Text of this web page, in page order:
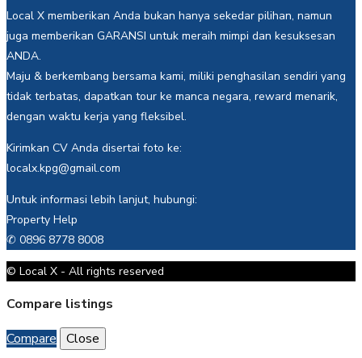
Local X memberikan Anda bukan hanya sekedar pilihan, namun
juga memberikan GARANSI untuk meraih mimpi dan kesuksesan
ANDA.
Maju & berkembang bersama kami, miliki penghasilan sendiri yang
tidak terbatas, dapatkan tour ke manca negara, reward menarik,
dengan waktu kerja yang fleksibel.
Kirimkan CV Anda disertai foto ke:
localx.kpg@gmail.com
Untuk informasi lebih lanjut, hubungi:
Property Help
✆ 0896 8778 8008
© Local X - All rights reserved
Compare listings
Compare Close